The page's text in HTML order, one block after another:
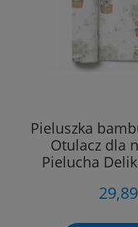
Pieluszka
Otulacz dla
Pielucha